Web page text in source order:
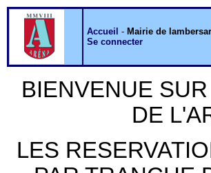
Accueil - Mairie de
Se connecter
BIENVENUE
DE
LES